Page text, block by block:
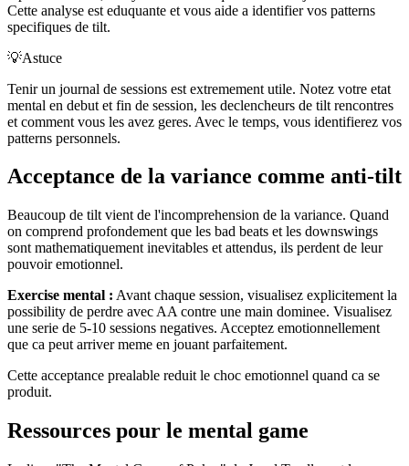
Cette analyse est eduquante et vous aide a identifier vos patterns
specifiques de tilt.
💡Astuce
Tenir un journal de sessions est extremement utile. Notez votre etat
mental en debut et fin de session, les declencheurs de tilt rencontres
et comment vous les avez geres. Avec le temps, vous identifierez vos
patterns personnels.
Acceptance de la variance comme anti-tilt
Beaucoup de tilt vient de l'incomprehension de la variance. Quand
on comprend profondement que les bad beats et les downswings
sont mathematiquement inevitables et attendus, ils perdent de leur
pouvoir emotionnel.
Exercise mental : Avant chaque session, visualisez explicitement la
possibility de perdre avec AA contre une main dominee. Visualisez
une serie de 5-10 sessions negatives. Acceptez emotionnellement
que ca peut arriver meme en jouant parfaitement.
Cette acceptance prealable reduit le choc emotionnel quand ca se
produit.
Ressources pour le mental game